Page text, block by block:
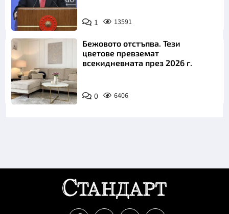
1 13591
Бежовото отстъпва. Тези
цветове превземат
всекидневната през 2026 г.
0 6406